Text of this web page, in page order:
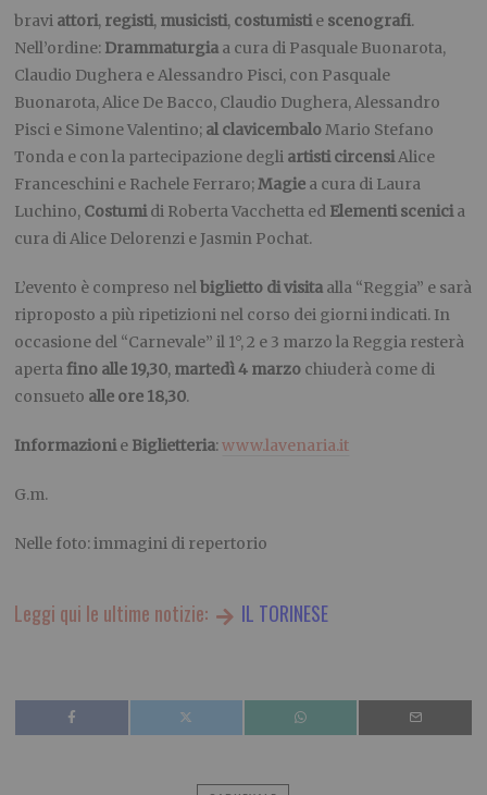
bravi attori, registi, musicisti, costumistie scenografi.
Nell’ordine: Drammaturgia a cura di Pasquale Buonarota,
Claudio Dughera e Alessandro Pisci, con Pasquale
Buonarota, Alice De Bacco, Claudio Dughera, Alessandro
Pisci e Simone Valentino; al clavicembaloMario Stefano
Tonda e con la partecipazione degli artisti circensiAlice
Franceschini e Rachele Ferraro;Magie a cura di Laura
Luchino, Costumidi Roberta Vacchetta ed Elementi scenicia
cura di Alice Delorenzi e Jasmin Pochat.
L’evento è compreso nelbiglietto di visita alla “Reggia” e sarà
riproposto a più ripetizioni nel corso dei giorni indicati. In
occasione del “Carnevale” il 1°, 2 e 3 marzo la Reggia resterà
apertafino alle 19,30, martedì 4 marzo chiuderà come di
consueto alle ore 18,30.
Informazionie Biglietteria:www.lavenaria.it
G.m.
Nelle foto: immagini di repertorio
Leggi qui le ultime notizie: IL TORINESE